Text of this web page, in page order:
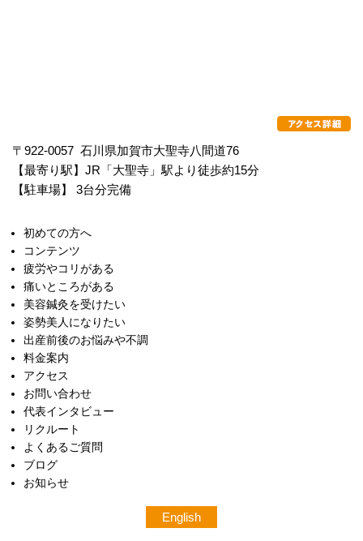
〒922-0057 石川県加賀市大聖寺八間道76
【最寄り駅】JR「大聖寺」駅より徒歩約15分
【駐車場】 3台分完備
初めての方へ
コンテンツ
疲労やコリがある
痛いところがある
美容鍼灸を受けたい
姿勢美人になりたい
出産前後のお悩みや不調
料金案内
アクセス
お問い合わせ
代表インタビュー
リクルート
よくあるご質問
ブログ
お知らせ
English